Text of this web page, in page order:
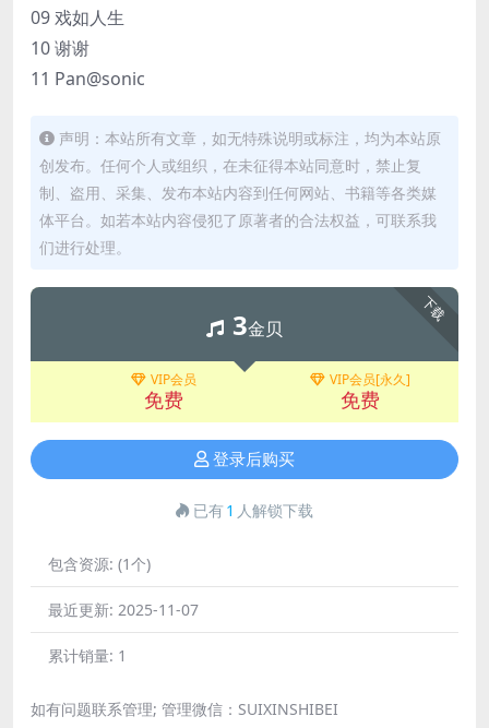
09 戏如人生
10 谢谢
11 Pan@sonic
声明：本站所有文章，如无特殊说明或标注，均为本站原
创发布。任何个人或组织，在未征得本站同意时，禁止复
制、盗用、采集、发布本站内容到任何网站、书籍等各类媒
体平台。如若本站内容侵犯了原著者的合法权益，可联系我
们进行处理。
下载
3金贝
VIP会员
免费
VIP会员[永久]
免费
登录后购买
已有1 人解锁下载
包含资源: (1个)
最近更新: 2025-11-07
累计销量: 1
如有问题联系管理; 管理微信：SUIXINSHIBEI